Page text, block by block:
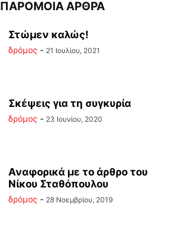
ΠΑΡΟΜΟΙΑ ΑΡΘΡΑ
Στώμεν καλώς!
δρόμος - 21 Ιουλίου, 2021
Σκέψεις για τη συγκυρία
δρόμος - 23 Ιουνίου, 2020
Αναφορικά με το άρθρο του
Νίκου Σταθόπουλου
δρόμος - 28 Νοεμβρίου, 2019